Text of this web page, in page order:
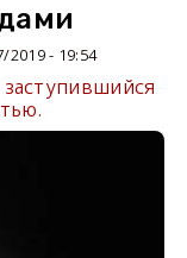
2019 - 19:54